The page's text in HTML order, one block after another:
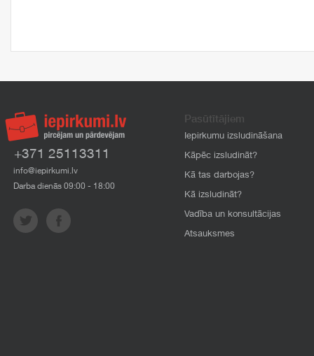
+371 25113311
info@iepirkumi.lv
Darba dienās 09:00 - 18:00
Pasūtītājiem
Iepirkumu izsludināšana
Kāpēc izsludināt?
Kā tas darbojas?
Kā izsludināt?
Vadība un konsultācijas
Atsauksmes